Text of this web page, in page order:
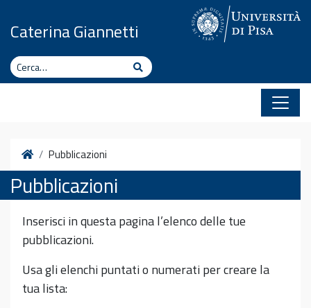
Caterina Giannetti
Cerca Cerca
HomePubblicazioni
Pubblicazioni
Inserisci in questa pagina l’elenco delle tue
pubblicazioni.
Usa gli elenchi puntati o numerati per creare la
tua lista: